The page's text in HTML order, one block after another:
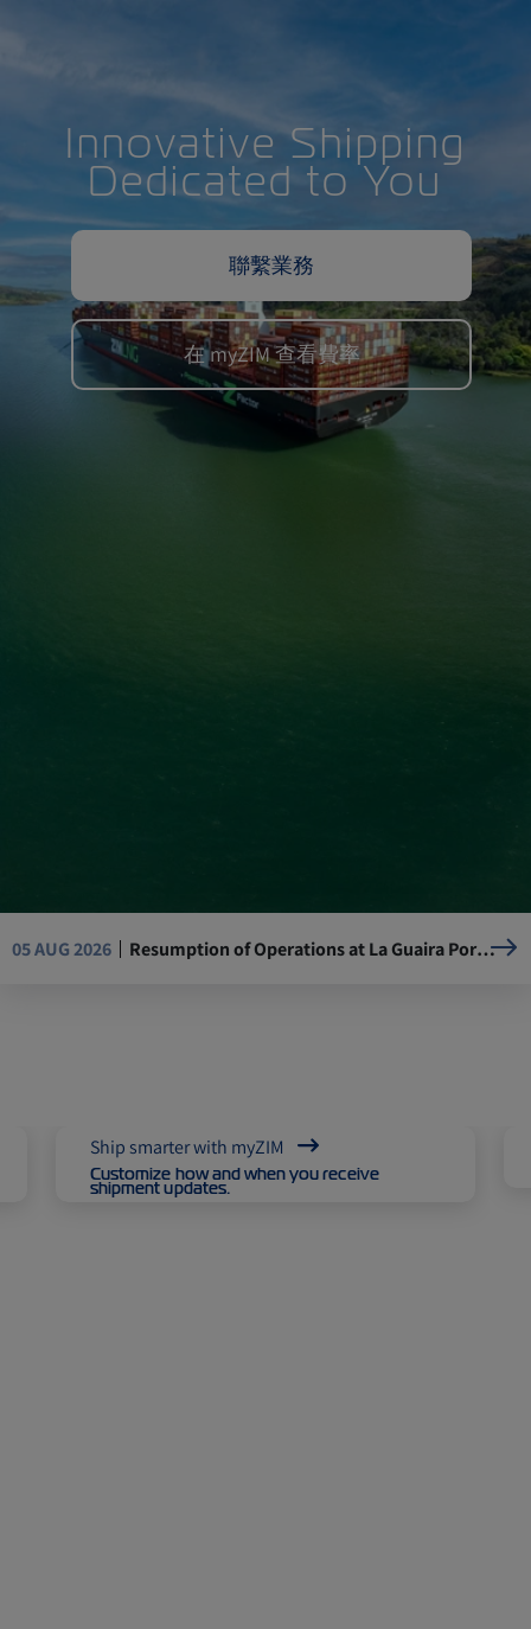
Innovative Shipping
Dedicated to You
聯繫業務
在 myZIM 查看費率
05 AUG 2026 Resumption of Operations at La Guaira Port, Venezuela
28 JUL 2026
Explore our Reefer Cargo solutions!
Reefer Cargo solutions